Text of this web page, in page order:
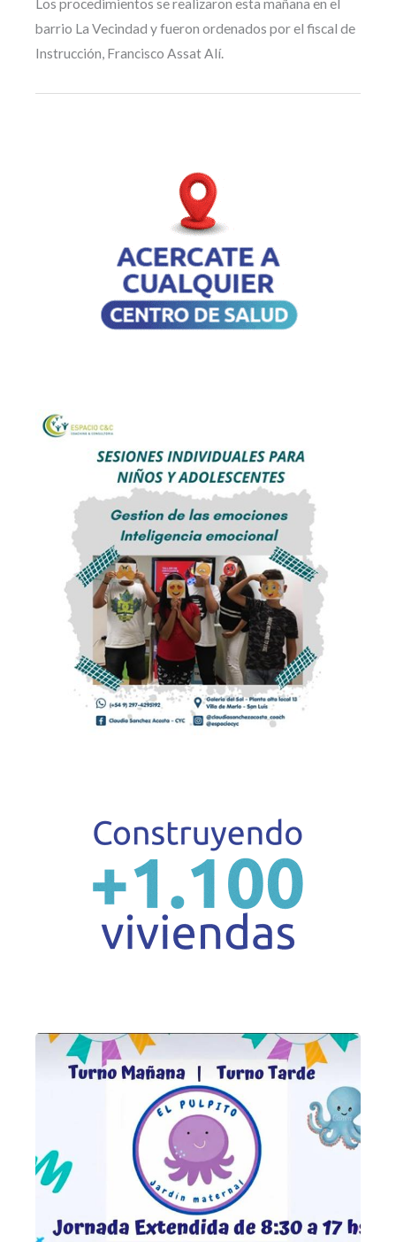
Los procedimientos se realizaron esta mañana en el
barrio La Vecindad y fueron ordenados por el fiscal de
Instrucción, Francisco Assat Alí.